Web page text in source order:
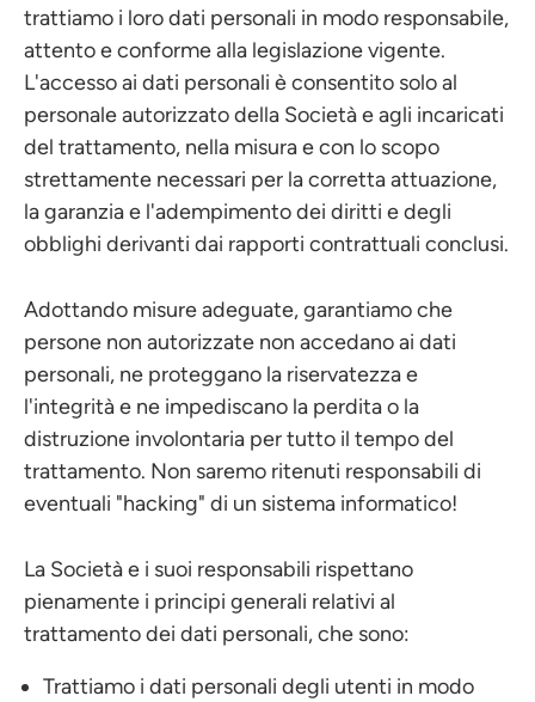
trattiamo i loro dati personali in modo responsabile,
attento e conforme alla legislazione vigente.
L'accesso ai dati personali è consentito solo al
personale autorizzato della Società e agli incaricati
del trattamento, nella misura e con lo scopo
strettamente necessari per la corretta attuazione,
la garanzia e l'adempimento dei diritti e degli
obblighi derivanti dai rapporti contrattuali conclusi.
Adottando misure adeguate, garantiamo che
persone non autorizzate non accedano ai dati
personali, ne proteggano la riservatezza e
l'integrità e ne impediscano la perdita o la
distruzione involontaria per tutto il tempo del
trattamento. Non saremo ritenuti responsabili di
eventuali "hacking" di un sistema informatico!
La Società e i suoi responsabili rispettano
pienamente i principi generali relativi al
trattamento dei dati personali, che sono:
Trattiamo i dati personali degli utenti in modo